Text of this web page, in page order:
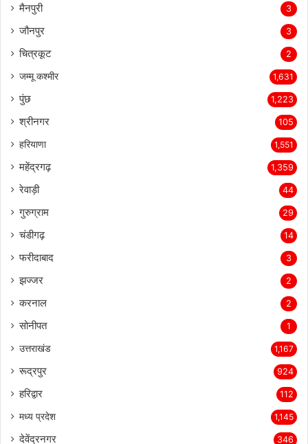
मैनपुरी 3
जौनपुर 3
चित्रकूट 2
जम्मू कश्मीर 1,631
पुंछ 1,223
श्रीनगर 105
हरियाणा 1,551
महेंद्रगढ़ 1,359
रेवाड़ी 44
गुरुग्राम 29
चंडीगढ़ 14
फरीदाबाद 3
झज्जर 2
करनाल 2
सोनीपत 1
उत्तराखंड 1,167
रूद्रपुर 924
हरिद्वार 112
मध्य प्रदेश 1,145
देवेंद्रनगर 346